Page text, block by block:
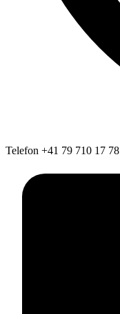
Telefon +41 79 710 17 78